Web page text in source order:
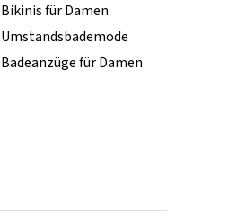
Bikinis für Damen
Umstandsbademode
Badeanzüge für Damen